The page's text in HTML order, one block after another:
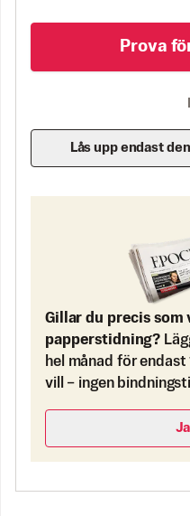
Prova
Lås upp endast
Gillar du precis som
papperstidning?
hel månad för endast
vill – ingen